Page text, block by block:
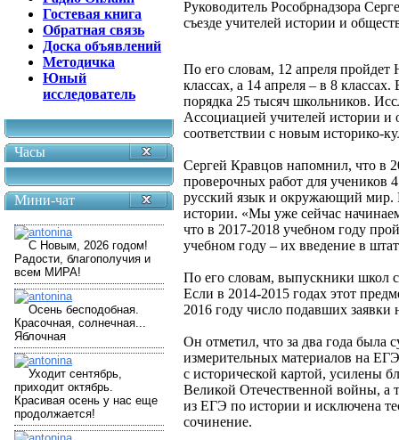
Гостевая книга
Обратная связь
Доска объявлений
Методичка
Юный
исследователь
Часы
Мини-чат
Руководитель Рособрнадзора
съезде учителей истории и
По его словам, 12 апреля
классах, а 14 апреля – в 8
порядка 25 тысяч школьников.
Ассоциацией учителей истории и
соответствии с новым историко-
Сергей Кравцов напомнил, что в
проверочных работ для учеников
русский язык и окружающий
истории. «Мы уже сейчас
что в 2017-2018 учебном году
учебном году – их введение в
По его словам, выпускники школ
Если в 2014-2015 годах этот
2016 году число подавших
Он отметил, что за два года была
измерительных материалов на
с исторической картой, усилены
Великой Отечественной войны, а
из ЕГЭ по истории и исключена
сочинение.